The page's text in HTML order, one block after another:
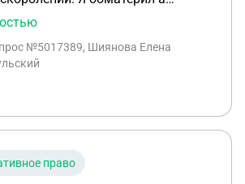
. Она написала заявление
заявление участковому
прошло 12 дней, ответа
говорят ждите письмо, сколько
подскажите какой вообще
рассмотрения, что делать если
будто не хочет заниматься
№5017389, Шиянова Елена
право